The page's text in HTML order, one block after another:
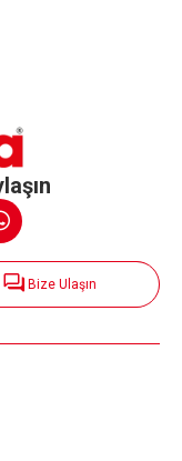
Bize Ulaşın